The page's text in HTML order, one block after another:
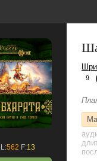
L:562 F:13
9